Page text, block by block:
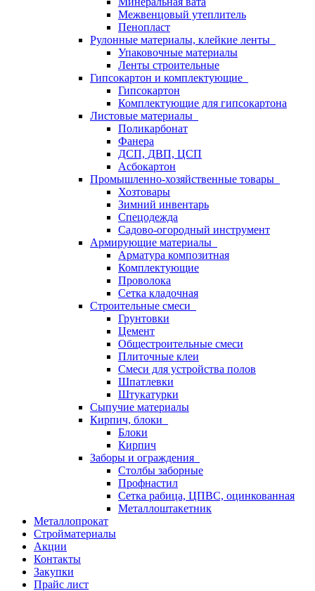
Межвенцовый утеплитель
Пенопласт
Рулонные материалы, клейкие ленты
Упаковочные материалы
Ленты строительные
Гипсокартон и комплектующие
Гипсокартон
Комплектующие для гипсокартона
Листовые материалы
Поликарбонат
Фанера
ДСП, ДВП, ЦСП
Асбокартон
Промышленно-хозяйственные товары
Хозтовары
Зимний инвентарь
Спецодежда
Садово-огородный инструмент
Армирующие материалы
Арматура композитная
Комплектующие
Проволока
Сетка кладочная
Строительные смеси
Грунтовки
Цемент
Общестроительные смеси
Плиточные клеи
Смеси для устройства полов
Шпатлевки
Штукатурки
Сыпучие материалы
Кирпич, блоки
Блоки
Кирпич
Заборы и ограждения
Столбы заборные
Профнастил
Сетка рабица, ЦПВС, оцинкованная
Металлоштакетник
Металлопрокат
Стройматериалы
Акции
Контакты
Закупки
Прайс лист